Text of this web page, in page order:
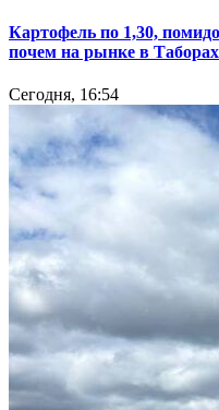
Картофель по 1,30,
почем на рынке в Таборах
Сегодня, 16:54